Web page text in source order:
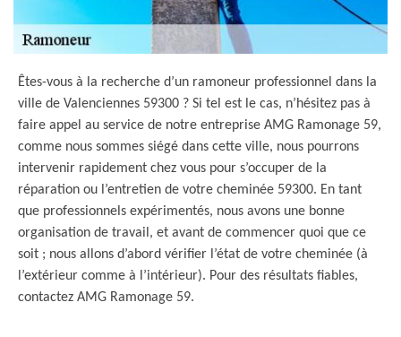
Êtes-vous à la recherche d’un ramoneur professionnel dans la
ville de Valenciennes 59300 ? Si tel est le cas, n’hésitez pas à
faire appel au service de notre entreprise AMG Ramonage 59,
comme nous sommes siégé dans cette ville, nous pourrons
intervenir rapidement chez vous pour s’occuper de la
réparation ou l’entretien de votre cheminée 59300. En tant
que professionnels expérimentés, nous avons une bonne
organisation de travail, et avant de commencer quoi que ce
soit ; nous allons d’abord vérifier l’état de votre cheminée (à
l’extérieur comme à l’intérieur). Pour des résultats fiables,
contactez AMG Ramonage 59.